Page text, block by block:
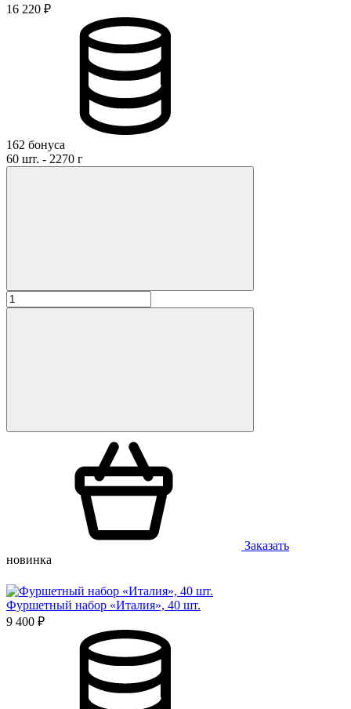
16 220 ₽
162 бонуса
60 шт. - 2270 г
Заказать
новинка
Фуршетный набор «Италия», 40 шт.
9 400 ₽